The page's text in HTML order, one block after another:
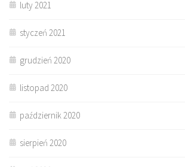
luty 2021
styczeń 2021
grudzień 2020
listopad 2020
październik 2020
sierpień 2020